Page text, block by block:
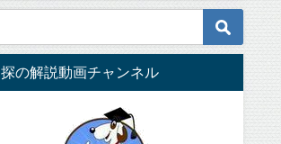
クス証券の特徴をわかりやす
！手数料や米国株についてな
せて紹介！
SBI証券の特徴
手数料やTポイ
わせて紹介！
の解説動画チャンネル